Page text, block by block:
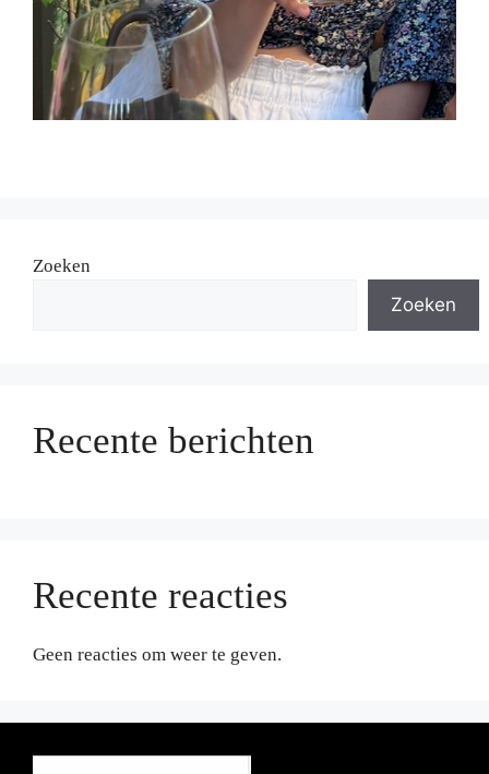
Zoeken
Zoeken
Recente berichten
Recente reacties
Geen reacties om weer te geven.